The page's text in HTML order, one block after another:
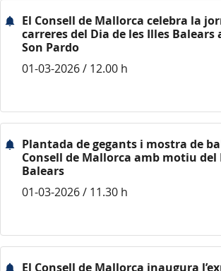
El Consell de Mallorca celebra la
carreres del Dia de les Illes Balears
Son Pardo
01-03-2026 / 12.00 h
Plantada de gegants i mostra de
Consell de Mallorca amb motiu del
Balears
01-03-2026 / 11.30 h
El Consell de Mallorca inaugura